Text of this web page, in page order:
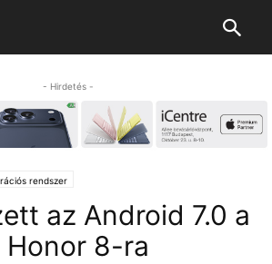
- Hirdetés -
rendszer
az Android 7.0 a
8-ra